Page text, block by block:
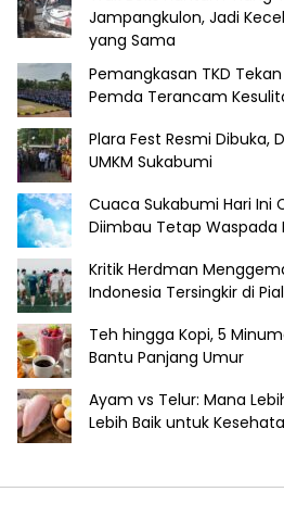
Jampangkulon, Jadi
yang Sama
Pemangkasan TKD
Pemda Terancam
Plara Fest Resmi Dibuka,
UMKM Sukabumi
Cuaca Sukabumi Hari Ini
Diimbau Tetap Waspada
Kritik Herdman
Indonesia Tersingkir di
Teh hingga Kopi, 5
Bantu Panjang Umur
Ayam vs Telur: Mana
Lebih Baik untuk